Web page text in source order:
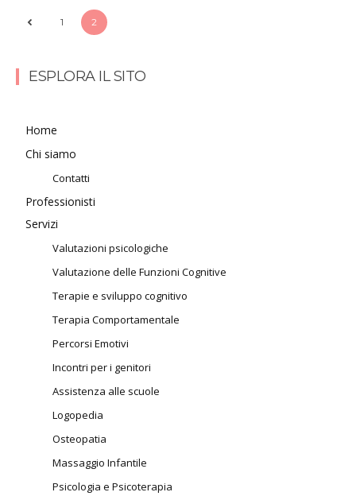
1 2
ESPLORA IL SITO
Home
Chi siamo
Contatti
Professionisti
Servizi
Valutazioni psicologiche
Valutazione delle Funzioni Cognitive
Terapie e sviluppo cognitivo
Terapia Comportamentale
Percorsi Emotivi
Incontri per i genitori
Assistenza alle scuole
Logopedia
Osteopatia
Massaggio Infantile
Psicologia e Psicoterapia